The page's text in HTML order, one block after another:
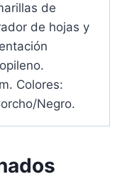
de
de hojas y
Colores:
Negro.